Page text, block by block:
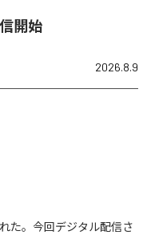
開始
2026.8.9
た。今回デジタル配信さ